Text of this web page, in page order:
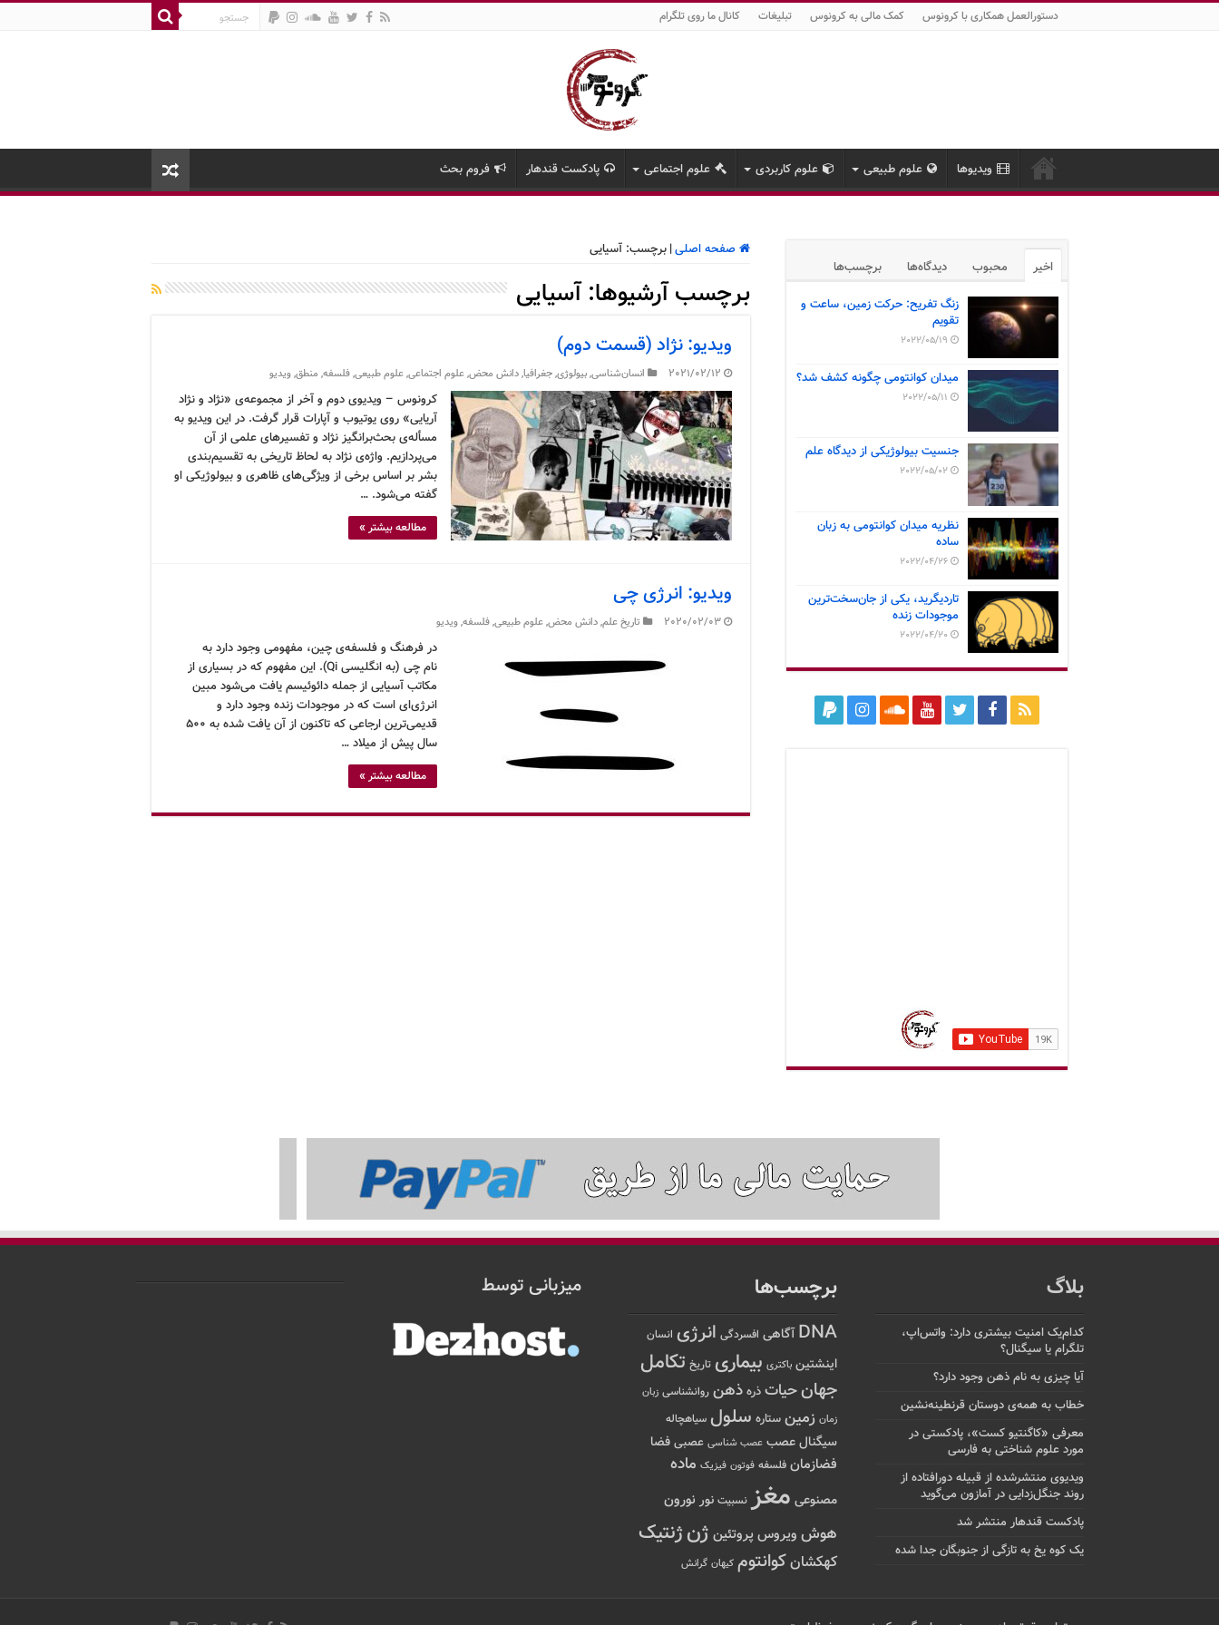
دستورالعمل همکاری با کرونوس کمک مالی به کرونوس تبلیغات کانال ما روی تلگرام
ویدیوها علوم طبیعی علوم کاربردی علوم اجتماعی پادکست قندهار فروم بحث
صفحه اصلی| برچسب: آسیایی
برچسب آرشیوها:آسیایی
ویدیو: نژاد (قسمت دوم)
2021/02/12 انسان‌شناسی,بیولوژی,جغرافیا,دانش محض,علوم اجتماعی,علوم طبیعی,فلسفه, منطق,ویدیو
کرونوس – ویدیوی دوم و آخر از مجموعه‌ی «نژاد و نژاد
آریایی» روی یوتیوب و آپارات قرار گرفت. در این ویدیو به
مسأله‌ی بحث‌برانگیز نژاد و تفسیرهای علمی از آن
می‌پردازیم. واژه‌ی نژاد به لحاظ تاریخی به تقسیم‌بندی
بشر بر اساس برخی از ویژگی‌های ظاهری و بیولوژیکی او
گفته می‌شود. …
مطالعه بیشتر »
ویدیو: انرژی چی
2020/02/03 تاریخ علم,دانش محض,علوم طبیعی,فلسفه,ویدیو
در فرهنگ و فلسفه‌ی چین، مفهومی وجود دارد به
نام چی (به انگلیسی Qi). این مفهوم که در بسیاری از
مکاتب آسیایی از جمله دائوئیسم یافت می‌شود مبین
انرژی‌ای است که در موجودات زنده وجود دارد و
قدیمی‌ترین ارجاعی که تاکنون از آن یافت شده به ۵۰۰
سال پیش از میلاد …
مطالعه بیشتر »
اخیر محبوب دیدگاه‌ها برچسب‌ها
زنگ تفریح: حرکت زمین، ساعت و
تقویم
2022/05/19
میدان کوانتومی چگونه کشف شد؟
2022/05/11
جنسیت بیولوژیکی از دیدگاه علم
2022/05/02
نظریه میدان کوانتومی به زبان
ساده
2022/04/26
تاردیگرید، یکی از جان‌سخت‌ترین
موجودات زنده
2022/04/20
بلاگ
کدام‌یک امنیت بیشتری دارد: واتس‌اپ،
تلگرام یا سیگنال؟
آیا چیزی به نام ذهن وجود دارد؟
خطاب به همه‌ی دوستان قرنطینه‌نشین
معرفی «کاگنتیو کست»، پادکستی در
مورد علوم شناختی به فارسی
ویدیوی منتشرشده از قبیله دورافتاده‌ از
روند جنگل‌زدایی در آمازون می‌گوید
پادکست قندهار منتشر شد
یک کوه یخ به تازگی از جنوبگان جدا شده
برچسب‌ها
DNA آگاهی افسردگی انرژی انسان
اینشتین باکتری بیماری تاریخ تکامل
جهانحیات ذره ذهن روانشناسی زبان
زمان زمین ستاره سلول سیاهچاله
سیگنالعصب عصب شناسی عصبی فضا
فضازمان فلسفه فوتون فیزیک ماده
مصنوعی مغز نسبیت نور نورون
هوش ویروس پروتئین ژنژنتیک
کهکشانکوانتوم کیهان گرانش
میزبانی توسط